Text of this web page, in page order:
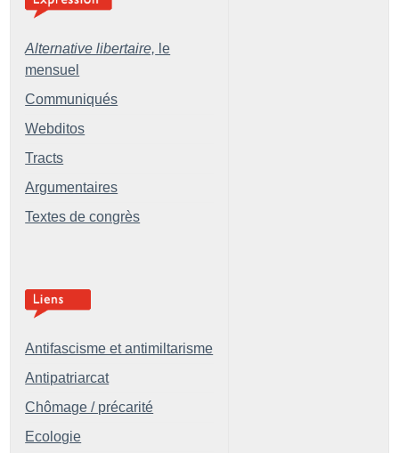
Alternative libertaire, le
mensuel
Communiqués
Webditos
Tracts
Argumentaires
Textes de congrès
Antifascisme et antimiltarisme
Antipatriarcat
Chômage / précarité
Ecologie